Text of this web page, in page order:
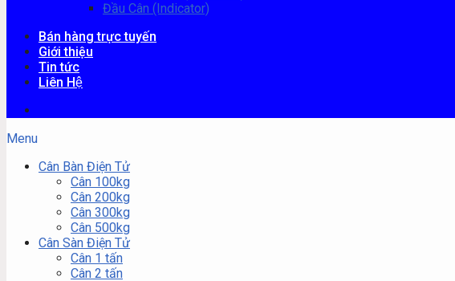
Đầu Cân (Indicator)
Bán hàng trực tuyến
Giới thiệu
Tin tức
Liên Hệ
Menu
Cân Bàn Điện Tử
Cân 100kg
Cân 200kg
Cân 300kg
Cân 500kg
Cân Sàn Điện Tử
Cân 1 tấn
Cân 2 tấn